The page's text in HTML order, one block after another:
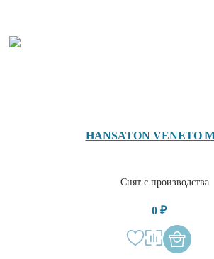
HANSATON VENETO
Снят с производства
0 ₽